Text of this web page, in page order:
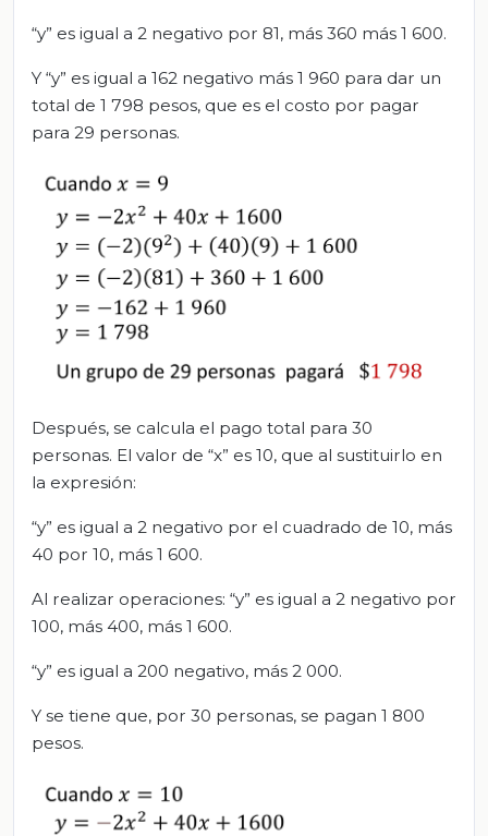
“y” es igual a 2 negativo por 81, más 360 más 1 600.
Y “y” es igual a 162 negativo más 1 960 para dar un
total de 1 798 pesos, que es el costo por pagar
para 29 personas.
Después, se calcula el pago total para 30
personas. El valor de “x” es 10, que al sustituirlo en
la expresión:
“y” es igual a 2 negativo por el cuadrado de 10, más
40 por 10, más 1 600.
Al realizar operaciones: “y” es igual a 2 negativo por
100, más 400, más 1 600.
“y” es igual a 200 negativo, más 2 000.
Y se tiene que, por 30 personas, se pagan 1 800
pesos.